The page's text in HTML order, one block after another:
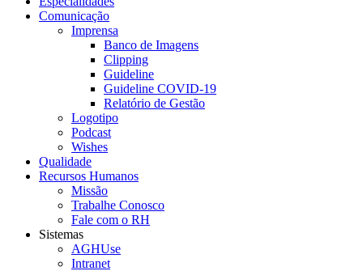
Comunicação
Imprensa
Banco de Imagens
Clipping
Guideline
Guideline COVID-19
Relatório de Gestão
Logotipo
Podcast
Wishes
Qualidade
Recursos Humanos
Missão
Trabalhe Conosco
Fale com o RH
Sistemas
AGHUse
Intranet